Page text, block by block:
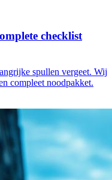
checklist
spullen vergeet. Wij
compleet noodpakket.